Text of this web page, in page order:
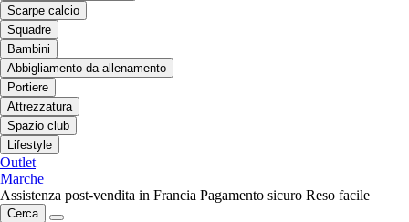
Scarpe calcio
Squadre
Bambini
Abbigliamento da allenamento
Portiere
Attrezzatura
Spazio club
Lifestyle
Outlet
Marche
Assistenza post-vendita in Francia Pagamento sicuro Reso facile
Cerca